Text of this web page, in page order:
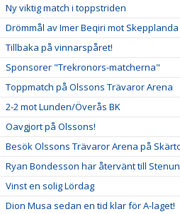
Ny viktig match i toppstriden
Drömmål av Imer Beqiri mot Skepplanda
Tillbaka på vinnarspåret!
Sponsorer "Trekronors-matcherna"
Toppmatch på Olssons Trävaror Arena
2-2 mot Lunden/Överås BK
Oavgjort på Olssons!
Besök Olssons Trävaror Arena på
Ryan Bondesson har återvänt till
Vinst en solig Lördag
Dion Musa sedan en tid klar för A-laget!